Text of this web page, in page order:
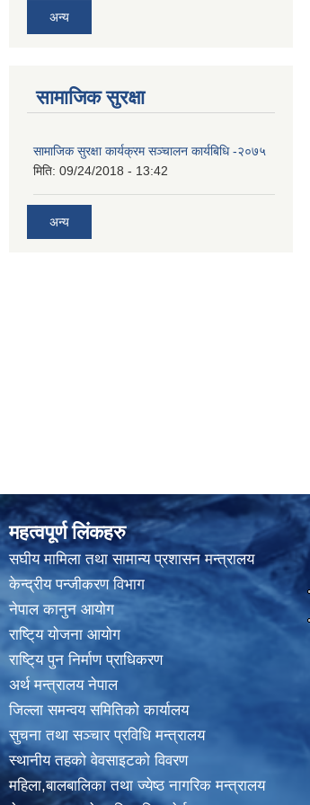
अन्य
सामाजिक सुरक्षा
सामाजिक सुरक्षा कार्यक्रम सञ्चालन कार्यबिधि -२०७५
मिति: 09/24/2018 - 13:42
अन्य
महत्वपूर्ण लिंकहरु
स‌घीय मामिला तथा सामान्य प्रशासन मन्त्रालय
केन्द्रीय पन्जीकरण विभाग
नेपाल कानुन आयाेग
राष्टि्य याेजना आयाेग
राष्टि्य पुन निर्माण प्राधिकरण
अर्थ मन्त्रालय नेपाल
जिल्ला समन्वय समितिको कार्यालय
सुचना तथा सञ्चार प्रविधि मन्त्रालय
स्थानीय तहकाे वेवसाइटकाे विवरण
महिला,बालबालिका तथा ज्येष्ठ नागरिक मन्त्रालय